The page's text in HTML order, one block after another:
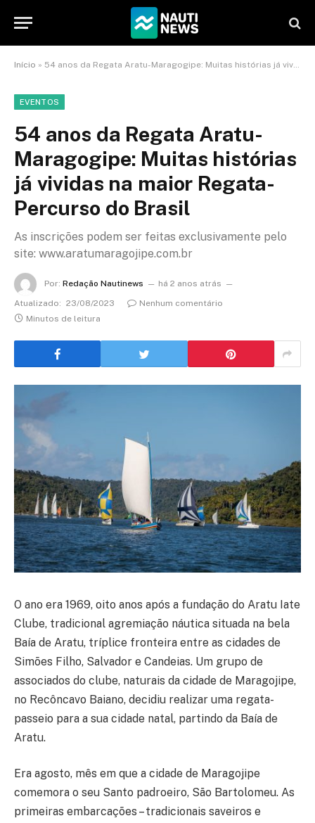
Início » 54 anos da Regata Aratu-Maragogipe: Muitas histórias já vividas na maior Regata-Percurso do Brasil
EVENTOS
54 anos da Regata Aratu-
Maragogipe: Muitas histórias
já vividas na maior Regata-
Percurso do Brasil
As inscrições podem ser feitas exclusivamente pelo
site: www.aratumaragojipe.com.br
Por: Redação Nautinews
há 2 anos atrás
Atualizado: 23/08/2023
Nenhum comentário
Minutos de leitura
O ano era 1969, oito anos após a fundação do Aratu Iate
Clube, tradicional agremiação náutica situada na bela
Baía de Aratu, tríplice fronteira entre as cidades de
Simões Filho, Salvador e Candeias. Um grupo de
associados do clube, naturais da cidade de Maragojipe,
no Recôncavo Baiano, decidiu realizar uma regata-
passeio para a sua cidade natal, partindo da Baía de
Aratu.
Era agosto, mês em que a cidade de Maragojipe
comemora o seu Santo padroeiro, São Bartolomeu. As
primeiras embarcações – tradicionais saveiros e